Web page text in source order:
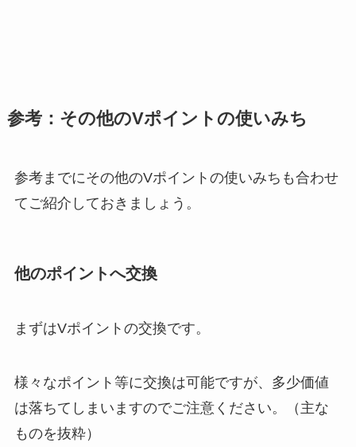
参考：その他のVポイントの使いみち
参考までにその他のVポイントの使いみちも合わせ
てご紹介しておきましょう。
他のポイントへ交換
まずはVポイントの交換です。
様々なポイント等に交換は可能ですが、多少価値
は落ちてしまいますのでご注意ください。（主な
ものを抜粋）